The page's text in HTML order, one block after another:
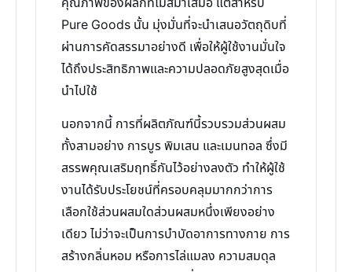
Pure Goods นั้น มุ่งมั่นที่จะนำเสนอวัตถุดิบที่
ผ่านการคัดสรรมาอย่างดี เพื่อให้ผู้ใช้งานมั่นใจ
ได้ถึงประสิทธิภาพและความปลอดภัยสูงสุดเมื่อ
นำไปใช้
นอกจากนี้ การที่ผลิตภัณฑ์นี้รวบรวมส่วนผสม
ทั้งสามอย่าง การบูร พิมเสน และเมนทอล ซึ่งมี
สรรพคุณเสริมฤทธิ์กันไว้อย่างลงตัว ทำให้ผู้ใช้
งานได้รับประโยชน์ที่ครอบคลุมมากกว่าการ
เลือกใช้ส่วนผสมใดส่วนผสมหนึ่งเพียงอย่าง
เดียว ไม่ว่าจะเป็นการบำบัดอาการทางกาย การ
สร้างกลิ่นหอม หรือการไล่แมลง ความสมดุล